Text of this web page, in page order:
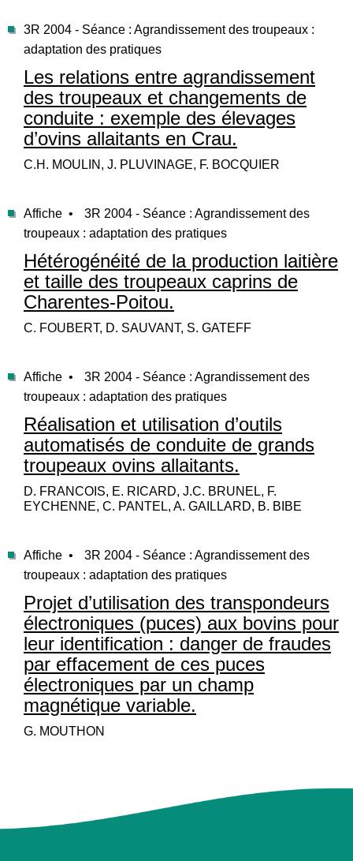
3R 2004 - Séance : Agrandissement des troupeaux :
adaptation des pratiques
Les relations entre agrandissement
des troupeaux et changements de
conduite : exemple des élevages
d’ovins allaitants en Crau.
C.H. MOULIN, J. PLUVINAGE, F. BOCQUIER
Affiche •
3R 2004 - Séance : Agrandissement des
troupeaux : adaptation des pratiques
Hétérogénéité de la production laitière
et taille des troupeaux caprins de
Charentes-Poitou.
C. FOUBERT, D. SAUVANT, S. GATEFF
Affiche •
3R 2004 - Séance : Agrandissement des
troupeaux : adaptation des pratiques
Réalisation et utilisation d’outils
automatisés de conduite de grands
troupeaux ovins allaitants.
D. FRANCOIS, E. RICARD, J.C. BRUNEL, F.
EYCHENNE, C. PANTEL, A. GAILLARD, B. BIBE
Affiche •
3R 2004 - Séance : Agrandissement des
troupeaux : adaptation des pratiques
Projet d’utilisation des transpondeurs
électroniques (puces) aux bovins pour
leur identification : danger de fraudes
par effacement de ces puces
électroniques par un champ
magnétique variable.
G. MOUTHON